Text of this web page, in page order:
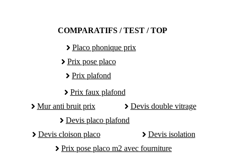
COMPARATIFS / TEST / TOP
Placo phonique prix
Prix pose placo
Prix plafond
Prix faux plafond
Mur anti bruit prix
Devis double vitrage
Devis placo plafond
Devis cloison placo
Devis isolation
Prix pose placo m2 avec fourniture